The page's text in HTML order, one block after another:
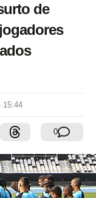
de
15:44
0